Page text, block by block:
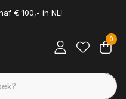
€ 100,- in NL!
0